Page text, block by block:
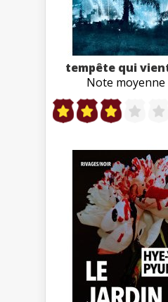
tempête qui
Note moyenne